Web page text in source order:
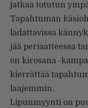
jatkaa totutun
Tapahtuman
ladattavissa
jää periaatteessa
on kirosana -
kierrättää
laajemmin.
Lipunmyynti on